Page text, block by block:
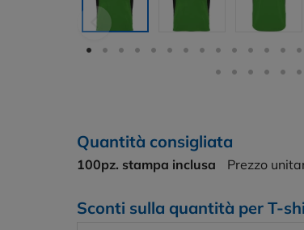
Quantità consigliata
100pz. stampa inclusa Prezzo
Sconti sulla quantità per T-